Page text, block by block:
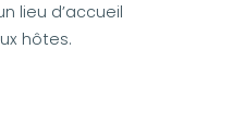
lieu d’accueil
hôtes.